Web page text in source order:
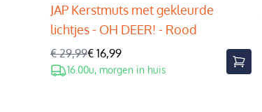
JAP Kerstmuts met gekleurde
lichtjes - OH DEER! - Rood
€ 29,99€ 16,99
16.00u, morgen in huis